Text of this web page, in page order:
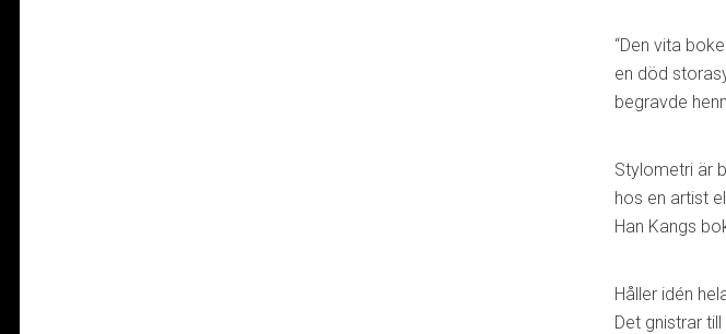
“Den vita
en död
begravde
Stylometri är
hos en artist
Han Kangs
Håller idén
Det gnistrar till